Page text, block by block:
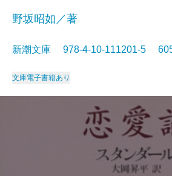
野坂昭如／著
新潮文庫 978-4-10-111201-5
文庫電子書籍あり